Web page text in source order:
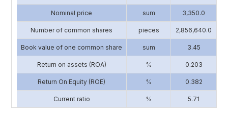
Nominal price sum 3,350.0
Number of common shares pieces 2,856,640.0
Book value of one common share sum 3.45
Return on assets (ROA) % 0.203
Return On Equity (ROE) % 0.382
Current ratio % 5.71